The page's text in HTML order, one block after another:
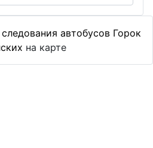
автобусов Горок
на карте